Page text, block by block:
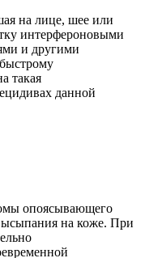
на лице, шее или
интерфероновыми
и другими
такая
данной
опоясывающего
на коже. При